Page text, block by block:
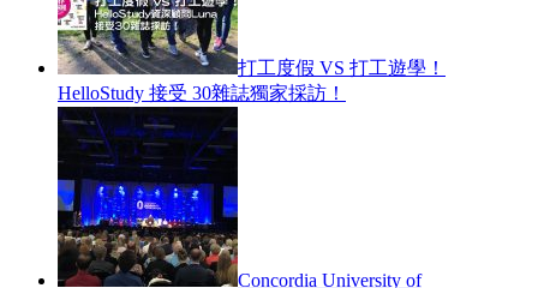
打工度假 VS 打工遊學！
HelloStudy 接受 30雜誌獨家採訪！
Concordia University of